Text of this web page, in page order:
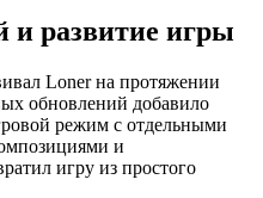
и развитие игры
Loner на протяжении
обновлений добавило
режим с отдельными
и
игру из простого